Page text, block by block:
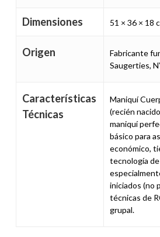
Dimensiones 51 × 36 × 18
Origen
Fabricante
Saugerties,
Características
Técnicas
Maniquí
(recién
maniquí
básico para
económico,
tecnología
iniciados (no
técnicas de
grupal.